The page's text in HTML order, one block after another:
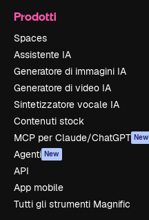
Prodotti
Spaces
Assistente IA
Generatore di immagini IA
Generatore di video IA
Sintetizzatore vocale IA
Contenuti stock
MCP per Claude/ChatGPT New
Agenti New
API
App mobile
Tutti gli strumenti Magnific